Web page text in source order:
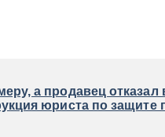
а продавец отказал
юриста по защите